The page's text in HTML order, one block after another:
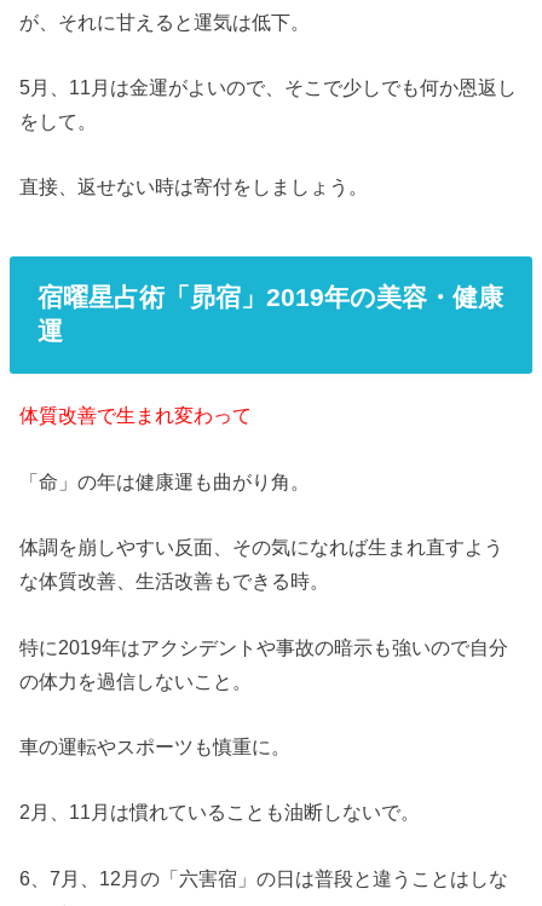
が、それに甘えると運気は低下。
5月、11月は金運がよいので、そこで少しでも何か恩返し
をして。
直接、返せない時は寄付をしましょう。
宿曜星占術「昴宿」2019年の美容・健康
運
体質改善で生まれ変わって
「命」の年は健康運も曲がり角。
体調を崩しやすい反面、その気になれば生まれ直すよう
な体質改善、生活改善もできる時。
特に2019年はアクシデントや事故の暗示も強いので自分
の体力を過信しないこと。
車の運転やスポーツも慎重に。
2月、11月は慣れていることも油断しないで。
6、7月、12月の「六害宿」の日は普段と違うことはしな